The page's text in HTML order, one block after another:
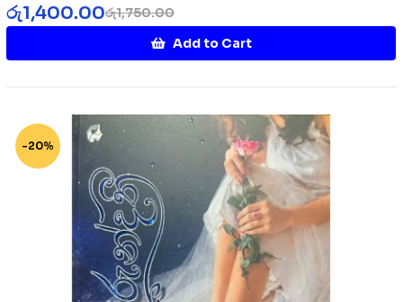
රු1,750.00
රු1,400.00
Add to Cart
-20%